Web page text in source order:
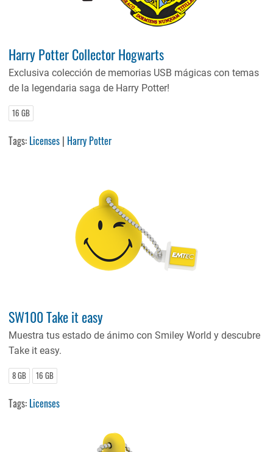
Harry Potter Collector Hogwarts
Exclusiva colección de memorias USB mágicas con temas
de la legendaria saga de Harry Potter!
16 GB
Tags: Licenses | Harry Potter
SW100 Take it easy
Muestra tus estado de ánimo con Smiley World y descubre
Take it easy.
8 GB 16 GB
Tags: Licenses